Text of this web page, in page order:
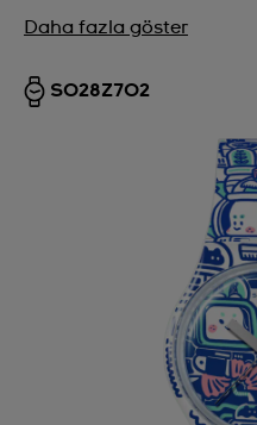
Daha fazla göster
SO28Z702